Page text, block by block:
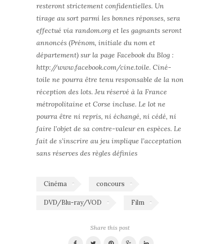
resteront strictement confidentielles. Un
tirage au sort parmi les bonnes réponses, sera
effectué via random.org et les gagnants seront
annoncés (Prénom, initiale du nom et
département) sur la page Facebook du Blog :
http://www.facebook.com/cine.toile. Ciné-
toile ne pourra être tenu responsable de la non
réception des lots. Jeu réservé à la France
métropolitaine et Corse incluse. Le lot ne
pourra être ni repris, ni échangé, ni cédé, ni
faire l’objet de sa contre-valeur en espèces. Le
fait de s’inscrire au jeu implique l’acceptation
sans réserves des règles définies
Cinéma concours
DVD/Blu-ray/VOD Film
Share this post